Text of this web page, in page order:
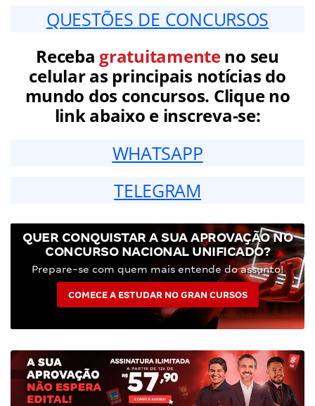
QUESTÕES DE CONCURSOS
Receba gratuitamenteno seu
celular as principais notícias do
mundo dos concursos. Clique no
link abaixo e inscreva-se:
WHATSAPP
TELEGRAM
QUER CONQUISTAR A SUA APROVAÇÃO NO
CONCURSO NACIONAL UNIFICADO?
Prepare-se com quem mais entende do assunto!
COMECE A ESTUDAR NO GRAN CURSOS